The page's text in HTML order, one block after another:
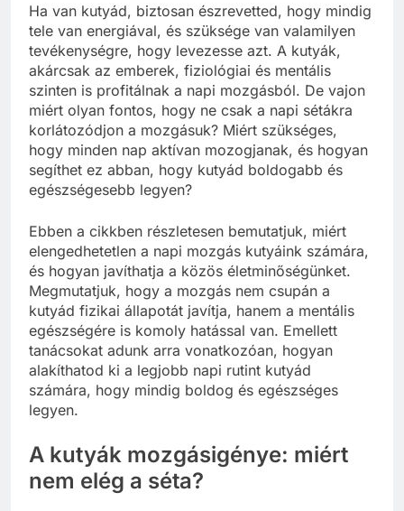
Ha van kutyád, biztosan észrevetted, hogy mindig
tele van energiával, és szüksége van valamilyen
tevékenységre, hogy levezesse azt. A kutyák,
akárcsak az emberek, fiziológiai és mentális
szinten is profitálnak a napi mozgásból. De vajon
miért olyan fontos, hogy ne csak a napi sétákra
korlátozódjon a mozgásuk? Miért szükséges,
hogy minden nap aktívan mozogjanak, és hogyan
segíthet ez abban, hogy kutyád boldogabb és
egészségesebb legyen?
Ebben a cikkben részletesen bemutatjuk, miért
elengedhetetlen a napi mozgás kutyáink számára,
és hogyan javíthatja a közös életminőségünket.
Megmutatjuk, hogy a mozgás nem csupán a
kutyád fizikai állapotát javítja, hanem a mentális
egészségére is komoly hatással van. Emellett
tanácsokat adunk arra vonatkozóan, hogyan
alakíthatod ki a legjobb napi rutint kutyád
számára, hogy mindig boldog és egészséges
legyen.
A kutyák mozgásigénye: miért
nem elég a séta?